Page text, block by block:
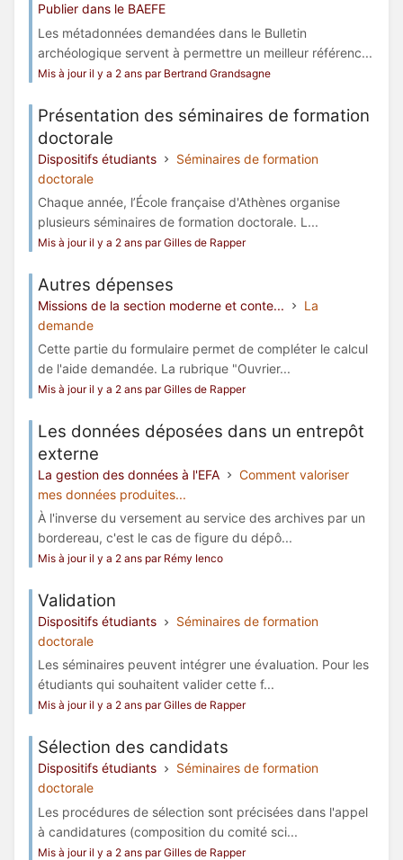
Publier dans le BAEFE
Les métadonnées demandées dans le Bulletin
archéologique servent à permettre un meilleur référenc...
Mis à jour il y a 2 ans par Bertrand Grandsagne
Présentation des séminaires de formation
doctorale
Dispositifs étudiants
Séminaires de formation
doctorale
Chaque année, l’École française d'Athènes organise
plusieurs séminaires de formation doctorale. L...
Mis à jour il y a 2 ans par Gilles de Rapper
Autres dépenses
Missions de la section moderne et conte...
La
demande
Cette partie du formulaire permet de compléter le calcul
de l'aide demandée. La rubrique "Ouvrier...
Mis à jour il y a 2 ans par Gilles de Rapper
Les données déposées dans un entrepôt
externe
La gestion des données à l'EFA
Comment valoriser
mes données produites...
À l'inverse du versement au service des archives par un
bordereau, c'est le cas de figure du dépô...
Mis à jour il y a 2 ans par Rémy Ienco
Validation
Dispositifs étudiants
Séminaires de formation
doctorale
Les séminaires peuvent intégrer une évaluation. Pour les
étudiants qui souhaitent valider cette f...
Mis à jour il y a 2 ans par Gilles de Rapper
Sélection des candidats
Dispositifs étudiants
Séminaires de formation
doctorale
Les procédures de sélection sont précisées dans l'appel
à candidatures (composition du comité sci...
Mis à jour il y a 2 ans par Gilles de Rapper